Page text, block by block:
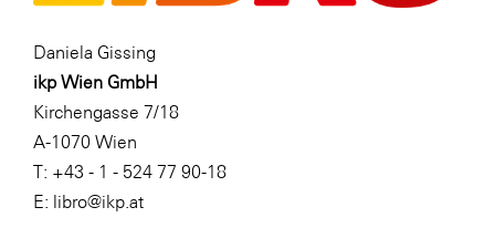
Daniela Gissing
ikp Wien GmbH
Kirchengasse 7/18
A-1070 Wien
T: +43 - 1 - 524 77 90-18
E: libro@ikp.at